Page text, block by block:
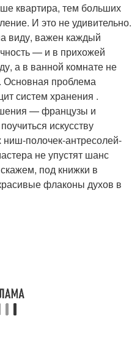
квартира, тем больших
И это не удивительно.
виду, важен каждый
— и в прихожей
а в ванной комнате не
Основная проблема
систем хранения .
— французы и
искусству
полочек-антресолей-
не упустят шанс
под книжки в
флаконы духов в